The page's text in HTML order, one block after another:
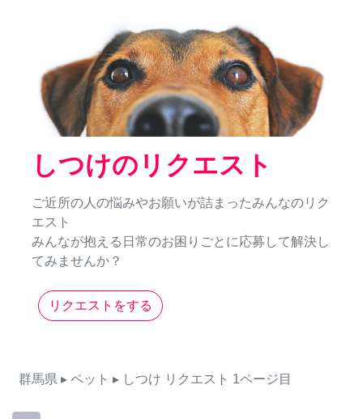
しつけのリクエスト
ご近所の人の悩みやお願いが詰まったみんなのリク
エスト
みんなが抱える日常のお困りごとに応募して解決し
てみませんか？
リクエストをする
群馬県 ▸ ペット ▸ しつけ リクエスト 1ページ目